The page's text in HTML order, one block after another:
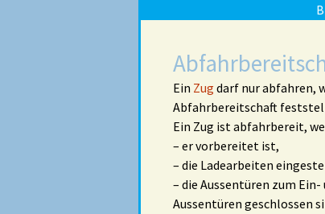
Ein Zug darf nur abfahren,
Abfahrbereitschaft
Ein Zug ist abfahrbereit,
– er vorbereitet ist,
– die Ladearbeiten
– die Aussentüren zum
Aussentüren geschlossen